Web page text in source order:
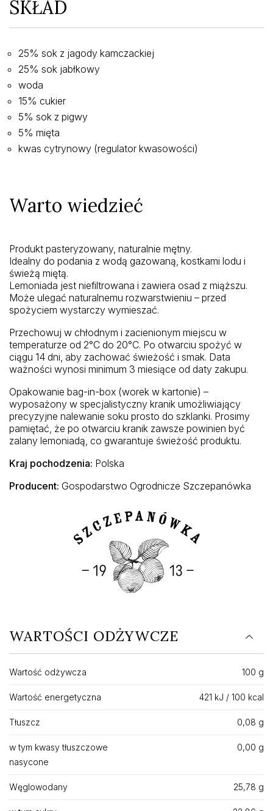
SKŁAD
25% sok z jagody kamczackiej
25% sok jabłkowy
woda
15% cukier
5% sok z pigwy
5% mięta
kwas cytrynowy (regulator kwasowości)
Warto wiedzieć
Produkt pasteryzowany, naturalnie mętny.
Idealny do podania z wodą gazowaną, kostkami lodu i
świeżą miętą.
Lemoniada jest niefiltrowana i zawiera osad z miąższu.
Może ulegać naturalnemu rozwarstwieniu – przed
spożyciem wystarczy wymieszać.
Przechowuj w chłodnym i zacienionym miejscu w
temperaturze od 2°C do 20°C. Po otwarciu spożyć w
ciągu 14 dni, aby zachować świeżość i smak. Data
ważności wynosi minimum 3 miesiące od daty zakupu.
Opakowanie bag-in-box (worek w kartonie) –
wyposażony w specjalistyczny kranik umożliwiający
precyzyjne nalewanie soku prosto do szklanki. Prosimy
pamiętać, że po otwarciu kranik zawsze powinien być
zalany lemoniadą, co gwarantuje świeżość produktu.
Kraj pochodzenia: Polska
Producent: Gospodarstwo Ogrodnicze Szczepanówka
WARTOŚCI ODŻYWCZE
Wartość odżywcza 100 g
Wartość energetyczna 421 kJ / 100 kcal
Tłuszcz 0,08 g
w tym kwasy tłuszczowe
nasycone
0,00 g
Węglowodany 25,78 g